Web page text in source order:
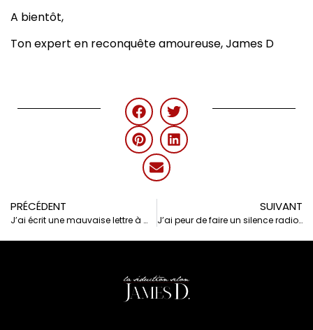
A bientôt,
Ton expert en reconquête amoureuse, James D
PRÉCÉDENT
J’ai écrit une mauvaise lettre à mon ex – Trop tard pour réparer ?
SUIVANT
J’ai peur de faire un silence radio avec mon ex – Que faire ?